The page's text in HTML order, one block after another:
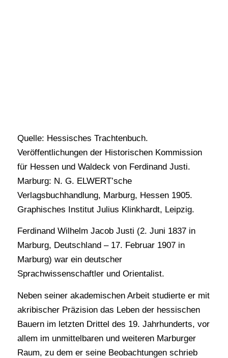
Quelle: Hessisches Trachtenbuch.
Veröffentlichungen der Historischen Kommission
für Hessen und Waldeck von Ferdinand Justi.
Marburg: N. G. ELWERT’sche
Verlagsbuchhandlung, Marburg, Hessen 1905.
Graphisches Institut Julius Klinkhardt, Leipzig.
Ferdinand Wilhelm Jacob Justi (2. Juni 1837 in
Marburg, Deutschland – 17. Februar 1907 in
Marburg) war ein deutscher
Sprachwissenschaftler und Orientalist.
Neben seiner akademischen Arbeit studierte er mit
akribischer Präzision das Leben der hessischen
Bauern im letzten Drittel des 19. Jahrhunderts, vor
allem im unmittelbaren und weiteren Marburger
Raum, zu dem er seine Beobachtungen schrieb